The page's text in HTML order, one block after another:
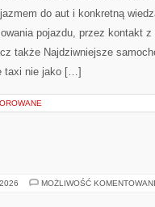
do aut i konkretną
pojazdu, przez kontakt
także Najdziwniejsze
taxi nie jako […]
MOŻLIWOŚĆ